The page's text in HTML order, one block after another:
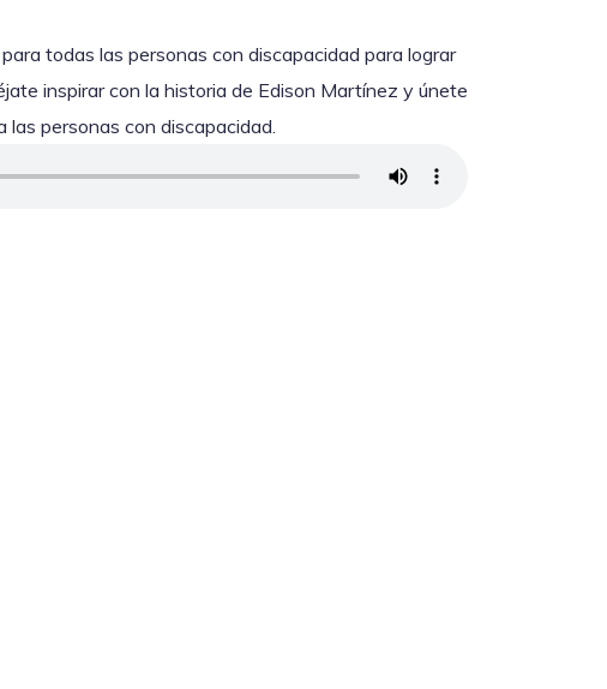
todas las personas con discapacidad para lograr
inspirar con la historia de Edison Martínez y únete
personas con discapacidad.